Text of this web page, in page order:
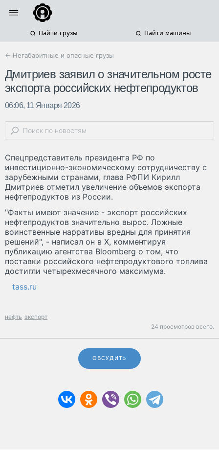
Найти грузы Найти машины
← Негабаритные и опасные грузы
Дмитриев заявил о значительном росте
экспорта российских нефтепродуктов
06:06, 11 Января 2026
Спецпредставитель президента РФ по
инвестиционно-экономическому сотрудничеству с
зарубежными странами, глава РФПИ Кирилл
Дмитриев отметил увеличение объемов экспорта
нефтепродуктов из России.
"Факты имеют значение - экспорт российских
нефтепродуктов значительно вырос. Ложные
воинственные нарративы вредны для принятия
решений", - написал он в X, комментируя
публикацию агентства Bloomberg о том, что
поставки российского нефтепродуктового топлива
достигли четырехмесячного максимума.
tass.ru
нефть экспорт
24 просмотров всего.
ОБСУДИТЬ